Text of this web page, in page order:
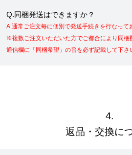
Q.同梱発送はできますか？
A.通常ご注文毎に個別で発送手続きを行なって
※複数ご注文いただいた方でご都合により同梱
通信欄に「同梱希望」の旨を必ず記載して下さ
4.
返品・交換に